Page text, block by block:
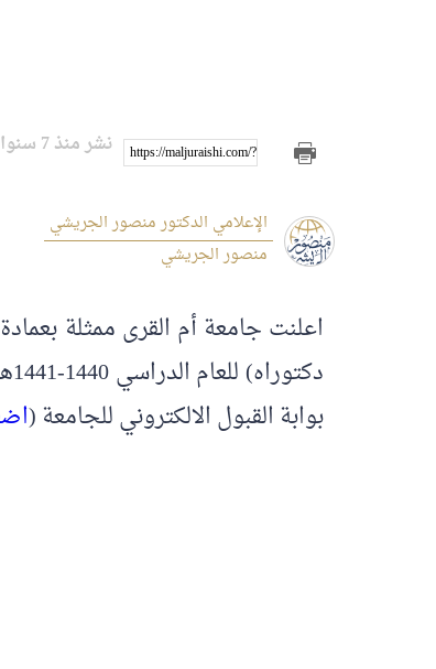
https://maljuraishi.com/?p=1294 نشر منذ 7 سنوات
الإعلامي الدكتور منصور الجريشي
منصور الجريشي
اعلنت جامعة أم القرى ممثلة
بوابة القبول الالكتروني للجامعة (